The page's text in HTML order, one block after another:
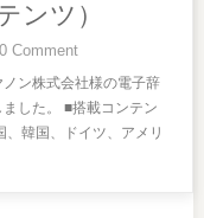
ンツ）
0 Comment
ン株式会社様の電子辞
した。 ■搭載コンテン
韓国、ドイツ、アメリ